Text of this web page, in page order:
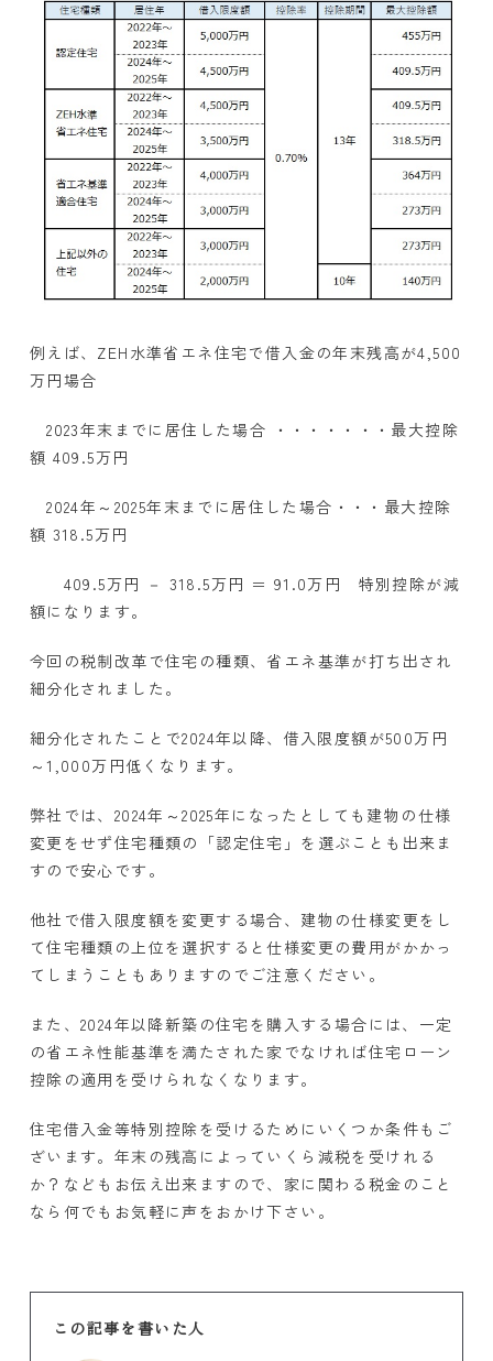
例えば、ZEH水準省エネ住宅で借入金の年末残高が4,500
万円場合
2023年末までに居住した場合 ・・・・・・・最大控除
額 409.5万円
2024年～ 2025年末までに居住した場合・・・最大控除
額 318.5万円
409.5万円 － 318.5万円 ＝ 91 .0万円 特別控除が減
額になります。
今回の税制改革で住宅の種類、省エネ基準が打ち出され
細分化されました。
細分化されたことで2024年以降、借入限度額が500万円
～1,000万円低くなります。
弊社では、2024年～2025年になったとしても建物の仕様
変更をせず住宅種類の「認定住宅」を選ぶことも出来ま
すので安心です。
他社で借入限度額を変更する場合、建物の仕様変更をし
て住宅種類の上位を選択すると仕様変更の費用がかかっ
てしまうこともありますのでご注意ください。
また、2024年以降新築の住宅を購入する場合には、一定
の省エネ性能基準を満たされた家でなければ住宅ローン
控除の適用を受けられなくなります。
住宅借入金等特別控除を受けるためにいくつか条件もご
ざいます。年末の残高によっていくら減税を受けれる
か？などもお伝え出来ますので、家に関わる税金のこと
なら何でもお気軽に声をおかけ下さい。
この記事を書いた人